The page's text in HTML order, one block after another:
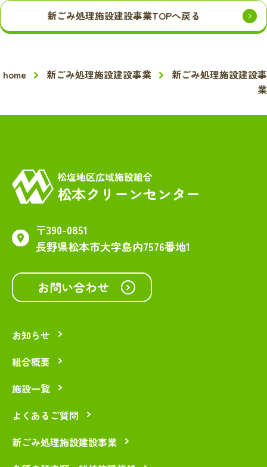
新ごみ処理施設建設事業TOPへ戻る
home 新ごみ処理施設建設事業
新ごみ処理施設建設事
業
松塩地区広域施設組合
松本クリーンセンター
〒390-0851
長野県松本市大字島内7576番地1
お問い合わせ
お知らせ
組合概要
施設一覧
よくあるご質問
新ごみ処理施設建設事業